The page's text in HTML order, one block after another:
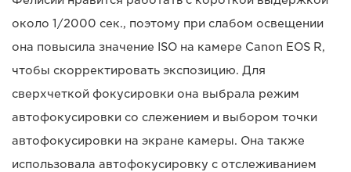
около 1/2000 сек., поэтому при слабом освещении
она повысила значение ISO на камере Canon EOS R,
чтобы скорректировать экспозицию. Для
сверхчеткой фокусировки она выбрала режим
автофокусировки со слежением и выбором точки
автофокусировки на экране камеры. Она также
использовала автофокусировку с отслеживанием